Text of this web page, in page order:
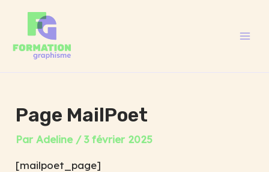
contenu
Page MailPoet
Par Adeline /3 février 2025
[mailpoet_page]